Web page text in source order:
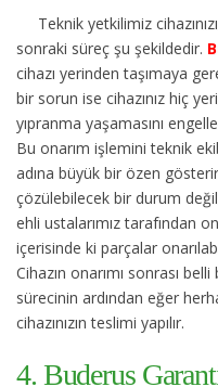
Teknik yetkilimiz
sonraki süreç şu şekildedir.
cihazı yerinden taşımaya
bir sorun ise cihazınız hiç
yıpranma yaşamasını
Bu onarım işlemini teknik
adına büyük bir özen
çözülebilecek bir durum
ehli ustalarımız tarafından
içerisinde ki parçalar
Cihazın onarımı sonrası
sürecinin ardından eğer
cihazınızın teslimi yapılır.
4. Buderus